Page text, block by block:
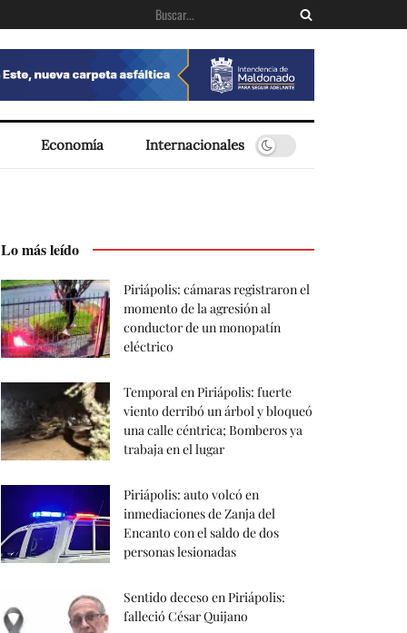
Economía Internacionales
Lo más leído
Piriápolis: cámaras registraron el
momento de la agresión al
conductor de un monopatín
eléctrico
Temporal en Piriápolis: fuerte
viento derribó un árbol y bloqueó
una calle céntrica; Bomberos ya
trabaja en el lugar
Piriápolis: auto volcó en
inmediaciones de Zanja del
Encanto con el saldo de dos
personas lesionadas
Sentido deceso en Piriápolis:
falleció César Quijano